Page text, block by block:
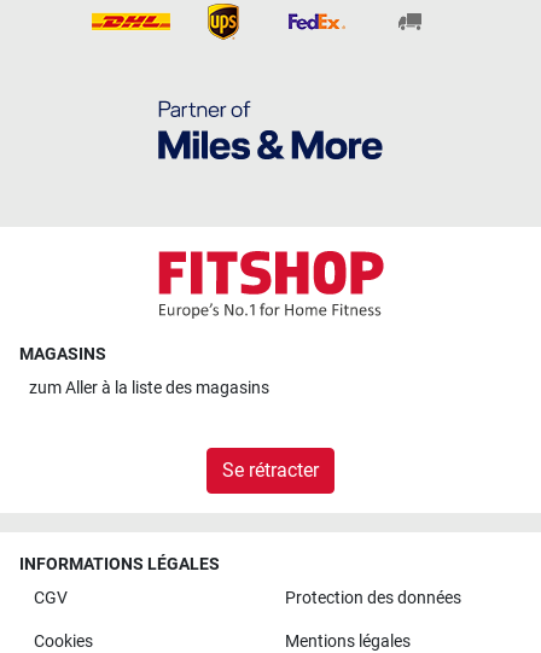
MAGASINS
zumAller à la liste des magasins
Se rétracter
INFORMATIONS LÉGALES
CGV
Protection des données
Cookies Mentions légales